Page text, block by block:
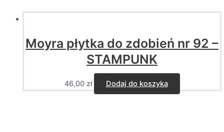
Moyra płytka do zdobień nr 92 –
STAMPUNK
46,00 zł Dodaj do koszyka